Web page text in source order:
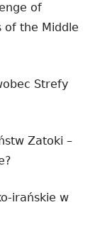
of
of the Middle
Strefy
Zatoki –
irańskie w